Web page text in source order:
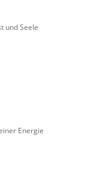
und Seele
Energie